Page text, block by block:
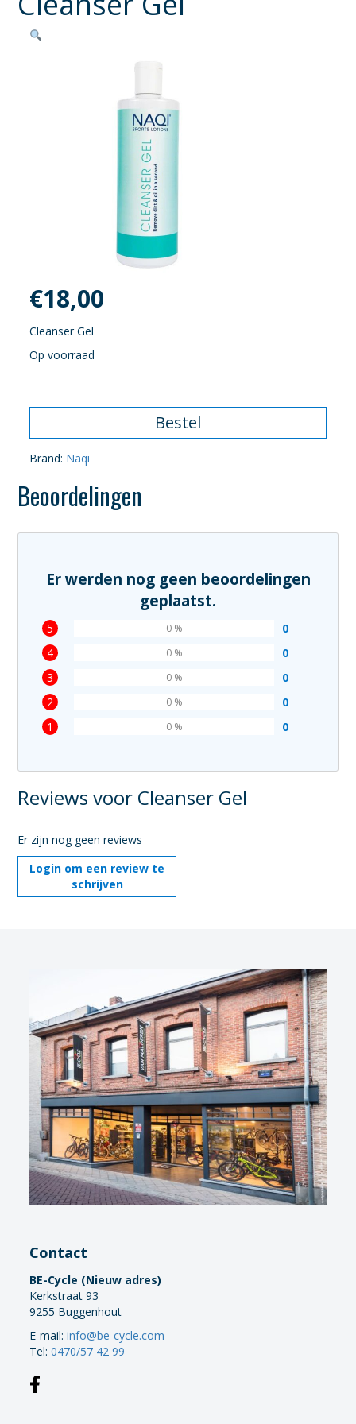
€18,00
Cleanser Gel
Op voorraad
Bestel
Brand: Naqi
Beoordelingen
Er werden nog geen beoordelingen
geplaatst.
5 0
0 %
4 0
0 %
3 0
0 %
2 0
0 %
1 0
0 %
Reviews voor Cleanser Gel
Er zijn nog geen reviews
Login om een review te
schrijven
Contact
BE-Cycle (Nieuw adres)
Kerkstraat 93
9255 Buggenhout
E-mail:info@be-cycle.com
Tel:0470/57 42 99